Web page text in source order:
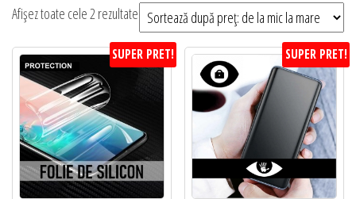
Afișez toate cele 2 rezultate Sortat
după
preț:
mic
la
mare
SUPER PRET! SUPER PRET!